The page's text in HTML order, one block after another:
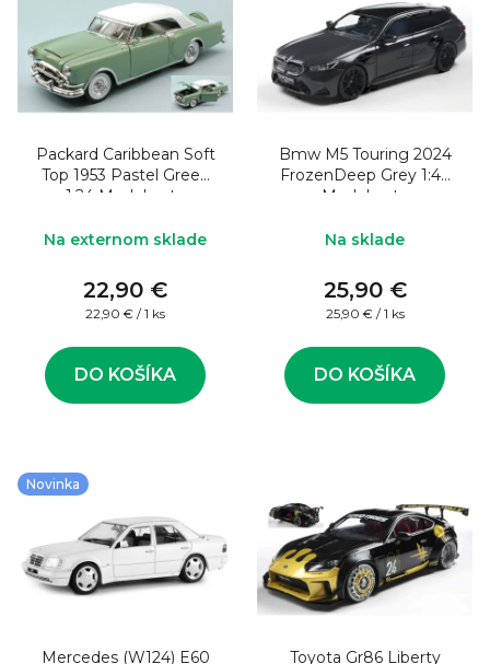
Packard Caribbean Soft
Top 1953 Pastel Green
1:24 Model auta
Na externom sklade
22,90 €
Jednotková
22,90 € / 1 ks
DO KOŠÍKA
Bmw M5 Touring 2024
FrozenDeep Grey 1:43
Model auta
Na sklade
25,90 €
Jednotková
25,90 € / 1 ks
DO KOŠÍKA
Novinka
Mercedes (W124) E60 Toyota Gr86 Liberty